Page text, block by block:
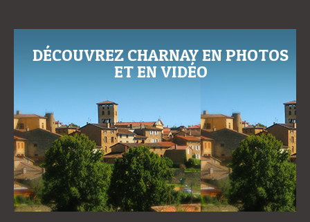
DÉCOUVREZ CHARNAY EN PHOTOS
ET EN VIDÉO